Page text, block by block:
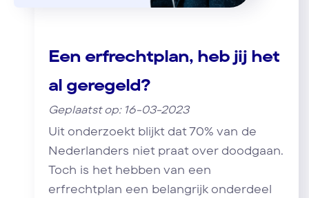
Een erfrechtplan, heb jij het
al geregeld?
Geplaatst op: 16-03-2023
Uit onderzoekt blijkt dat 70% van de
Nederlanders niet praat over doodgaan.
Toch is het hebben van een
erfrechtplan een belangrijk onderdeel